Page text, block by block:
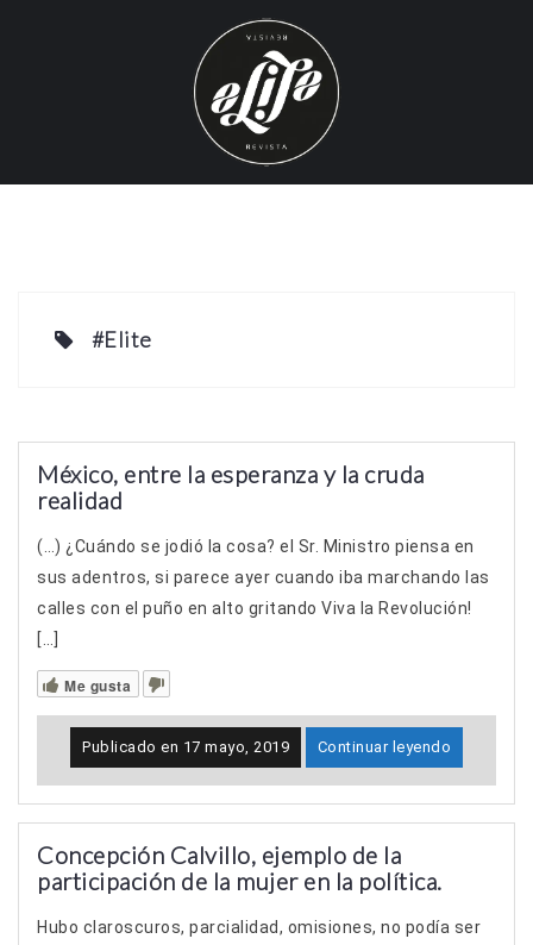
#Elite
México, entre la esperanza y la cruda
realidad
(…) ¿Cuándo se jodió la cosa? el Sr. Ministro piensa en
sus adentros, si parece ayer cuando iba marchando las
calles con el puño en alto gritando Viva la Revolución!
[…]
Me gusta
Publicado en 17 mayo, 2019 Continuar leyendo
Concepción Calvillo, ejemplo de la
participación de la mujer en la política.
Hubo claroscuros, parcialidad, omisiones, no podía ser